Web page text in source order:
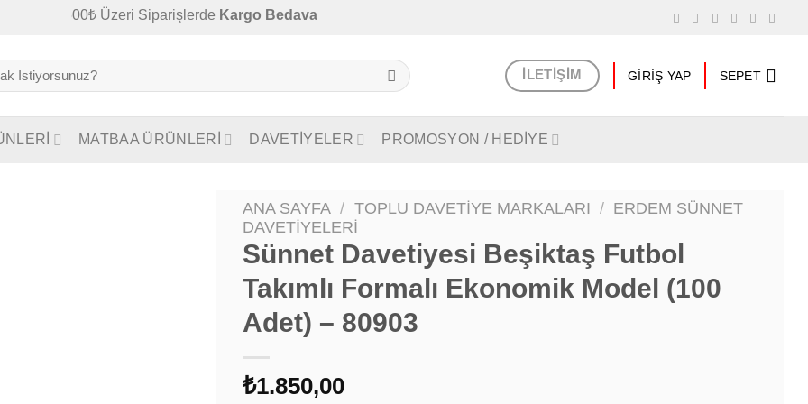
2500₺ Üzeri Siparişlerde Kargo Bedava
İLETIŞIM GIRIŞ YAP SEPET
MATBAA ÜRÜNLERİ DAVETİYELER PROMOSYON / HEDİYE
ANA SAYFA / TOPLU DAVETIYE MARKALARI / ERDEM SÜNNET
DAVETIYELERI
Sünnet Davetiyesi Beşiktaş Futbol
Takımlı Formalı Ekonomik Model (100
Adet) – 80903
₺1.850,00